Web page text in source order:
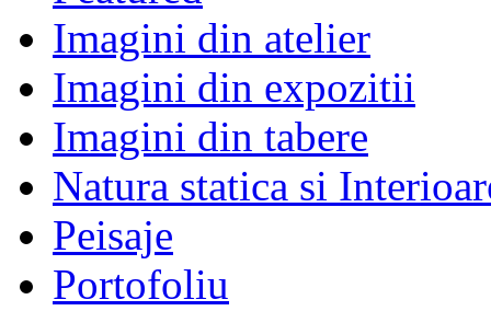
Imagini din atelier
Imagini din expozitii
Imagini din tabere
Natura statica si
Peisaje
Portofoliu